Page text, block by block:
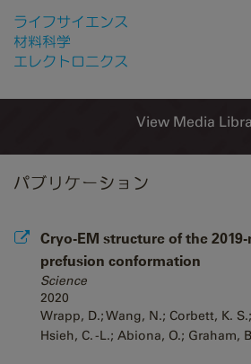
ライフサイエンス
材料科学
エレクトロニクス
View Media
パブリケーション
Cryo-EM structure of the
prefusion conformation
Science
2020
Wrapp, D.; Wang, N.; Corbett, K.
Hsieh, C. -L.; Abiona, O.; Graham,